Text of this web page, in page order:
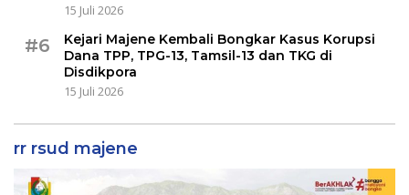
15 Juli 2026
#6
Kejari Majene Kembali Bongkar Kasus Korupsi
Dana TPP, TPG-13, Tamsil-13 dan TKG di
Disdikpora
15 Juli 2026
rr rsud majene